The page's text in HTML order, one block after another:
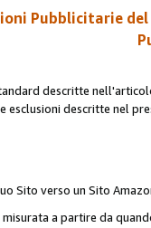
Pubblicitarie
descritte
esclusioni descritte nel
Sito verso un Sito
a partire da